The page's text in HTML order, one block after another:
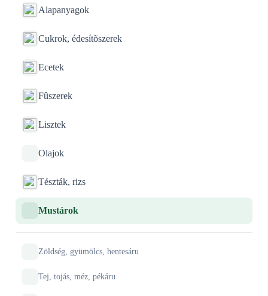
Alapanyagok
Cukrok, édesítõszerek
Ecetek
Fûszerek
Lisztek
Olajok
Tészták, rizs
Mustárok
Zöldség, gyümölcs, hentesáru
Tej, tojás, méz, pékáru